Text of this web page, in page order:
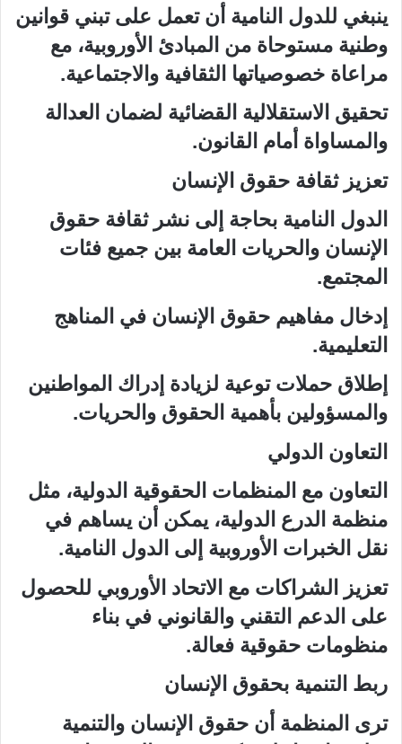
ينبغي للدول النامية أن تعمل على تبني قوانين
وطنية مستوحاة من المبادئ الأوروبية، مع
مراعاة خصوصياتها الثقافية والاجتماعية.
تحقيق الاستقلالية القضائية لضمان العدالة
والمساواة أمام القانون.
تعزيز ثقافة حقوق الإنسان
الدول النامية بحاجة إلى نشر ثقافة حقوق
الإنسان والحريات العامة بين جميع فئات
المجتمع.
إدخال مفاهيم حقوق الإنسان في المناهج
التعليمية.
إطلاق حملات توعية لزيادة إدراك المواطنين
والمسؤولين بأهمية الحقوق والحريات.
التعاون الدولي
التعاون مع المنظمات الحقوقية الدولية، مثل
منظمة الدرع الدولية، يمكن أن يساهم في
نقل الخبرات الأوروبية إلى الدول النامية.
تعزيز الشراكات مع الاتحاد الأوروبي للحصول
على الدعم التقني والقانوني في بناء
منظومات حقوقية فعالة.
ربط التنمية بحقوق الإنسان
ترى المنظمة أن حقوق الإنسان والتنمية